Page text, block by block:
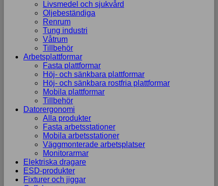
Livsmedel och sjukvård
Oljebeständiga
Renrum
Tung industri
Våtrum
Tillbehör
Arbetsplattformar
Fasta plattformar
Höj- och sänkbara plattformar
Höj- och sänkbara rostfria plattformar
Mobila plattformar
Tillbehör
Datorergonomi
Alla produkter
Fasta arbetsstationer
Mobila arbetsstationer
Väggmonterade arbetsplatser
Monitorarmar
Elektriska dragare
ESD-produkter
Fixturer och jiggar